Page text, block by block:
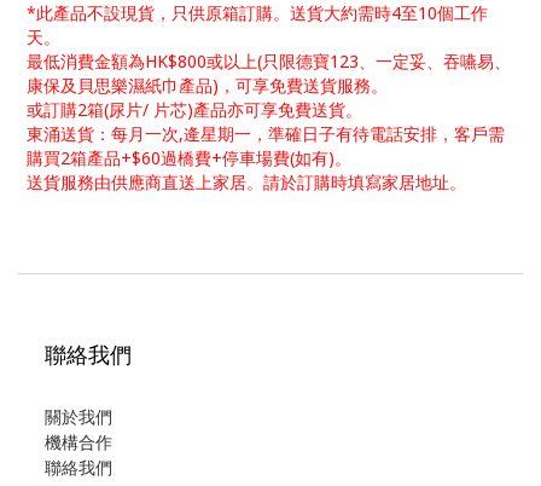
*此產品不設現貨，只供原箱訂購。送貨大約需時4至10個工作
天。
最低消費金額為HK$800或以上(只限德寶123、一定妥、吞嚥易、
康保及貝思樂濕紙巾產品)，可享免費送貨服務。
或訂購2箱(尿片/ 片芯)產品亦可享免費送貨。
東涌送貨：每月一次,逄星期一，準確日子有待電話安排，客戶需
購買2箱產品+$60過橋費+停車場費(如有)。
送貨服務由供應商直送上家居。請於訂購時填寫家居地址。
聯絡我們
關於我們
機構合作
聯絡我們